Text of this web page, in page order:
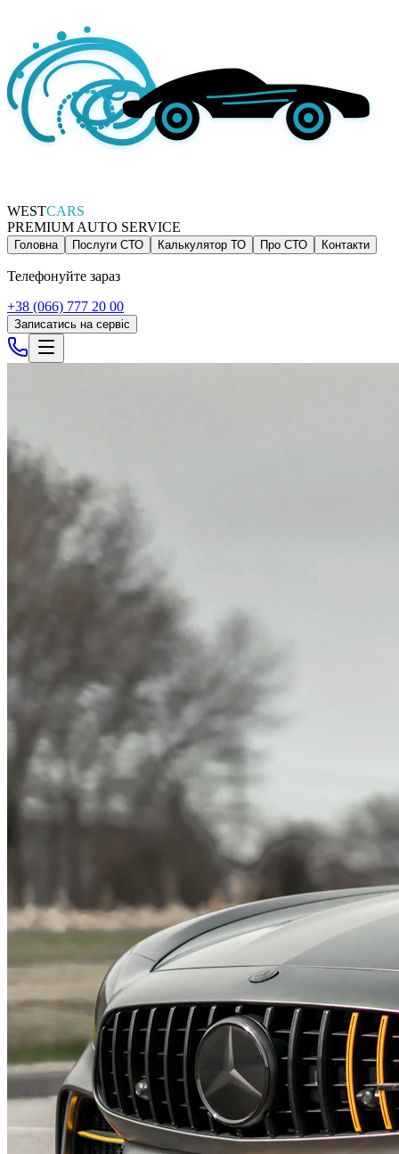
WESTCARS
PREMIUM AUTO SERVICE
Головна Послуги СТО Калькулятор ТО Про СТО Контакти
Телефонуйте зараз
+38 (066) 777 20 00
Записатись на сервіс